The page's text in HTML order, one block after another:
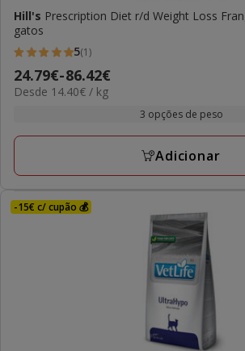
Hill's Prescription Diet r/d Weight Loss
gatos
5
estrelas
com
avaliações
5(1)
Preço
de
a
24.79€-86.42€
14.40€
Desde 14.40€ / kg
3 opções de peso
Adicionar
-15€ c/ cupão 💰